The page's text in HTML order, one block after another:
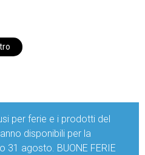
per ferie e i prodotti del
disponibili per la
31 agosto. BUONE FERIE